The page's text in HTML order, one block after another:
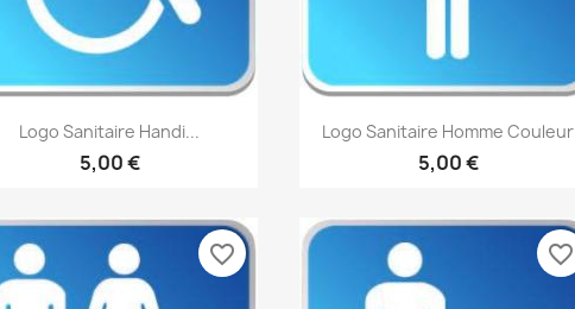
Aperçu rapide
Logo Sanitaire Handi...
5,00 €
Aperçu rapide
Logo Sanitaire Homme Couleur
5,00 €
favorite_border favorite_border